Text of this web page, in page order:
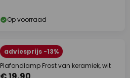
Op voorraad
adviesprijs -13%
Plafondlamp Frost van keramiek, wit